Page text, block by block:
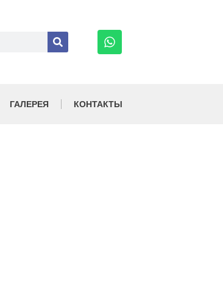
ГАЛЕРЕЯ КОНТАКТЫ